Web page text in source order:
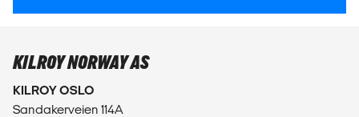
KILROY NORWAY AS
KILROY OSLO
Sandakerveien 114A